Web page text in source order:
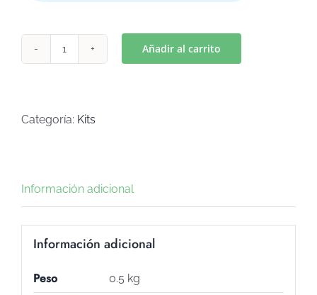
K-
Añadir al carrito
Categoría: Kits
Información adicional
Información adicional
Peso 0.5 kg